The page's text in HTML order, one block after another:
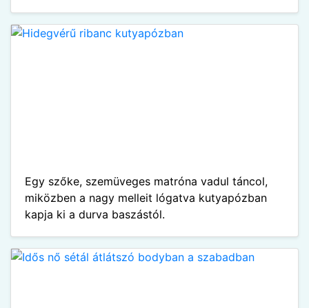
Egy szőke, szemüveges matróna vadul táncol,
miközben a nagy melleit lógatva kutyapózban
kapja ki a durva baszástól.